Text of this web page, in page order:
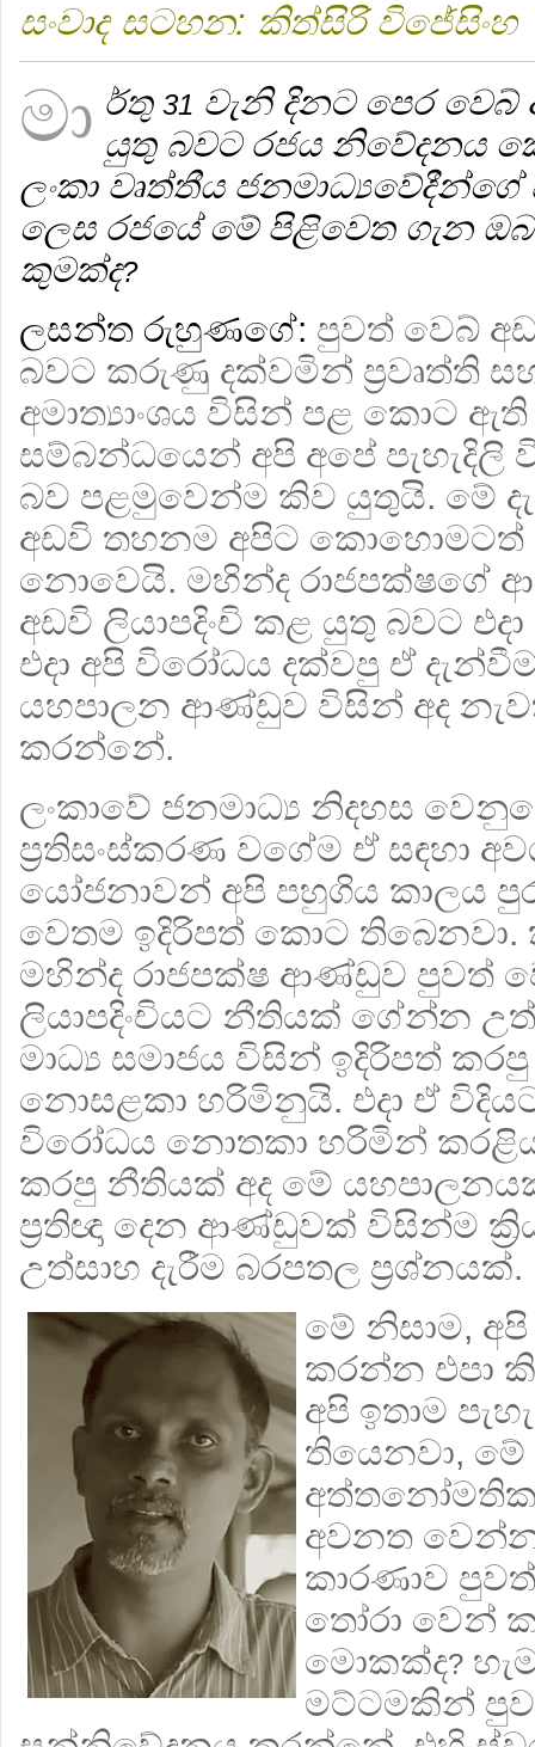
සංවාද සටහන: කිත්සිරි විජේසිංහ
මා ර්තු 31 වැනි දිනට පෙර වෙබ්
යුතු බවට රජය නිවේදනය
ලංකා වෘත්තීය ජනමාධ්‍යවේදීන්ගේ
ලෙස රජයේ මේ පිළිවෙත ගැන
කුමක්ද?
ලසන්ත රුහුණගේ: පුවත් වෙබ්
බවට කරුණු දක්වමින් ප්‍රවෘත්ති
අමාත්‍යාංශය විසින් පළ කොට ඇති
සම්බන්ධයෙන් අපි අපේ
බව පළමුවෙන්ම කිව යුතුයි. මේ
අඩවි තහනම අපිට කොහොමටත්
නොවෙයි. මහින්ද රාජපක්ෂගේ
අඩවි ලියාපදිංචි කළ යුතු බවට
එදා අපි විරෝධය දක්වපු ඒ
යහපාලන ආණ්ඩුව විසින් අද
කරන්නේ.
ලංකාවේ ජනමාධ්‍ය නිදහස
ප්‍රතිසංස්කරණ වගේම ඒ සඳහා
යෝජනාවන් අපි පහුගිය කාලය
වෙතම ඉදිරිපත් කොට
මහින්ද රාජපක්ෂ ආණ්ඩුව පුවත්
ලියාපදිංචියට නීතියක් ගේන්න
මාධ්‍ය සමාජය විසින් ඉදිරිපත්
නොසළකා හරිමිනුයි. එදා ඒ
විරෝධය නොතකා හරිමින්
කරපු නීතියක් අද මේ
ප්‍ර‍තිඥා දෙන ආණ්ඩුවක් විසින්ම
උත්සාහ දැරීම බරපතල ප්‍රශ්නයක්.
මේ නිසාම,
කරන්න එපා
අපි ඉතාම
තියෙනවා, මේ
අවනත වෙන්න
කාරණාව
තෝරා වෙන්
මොකක්ද?
මට්ටමකින්